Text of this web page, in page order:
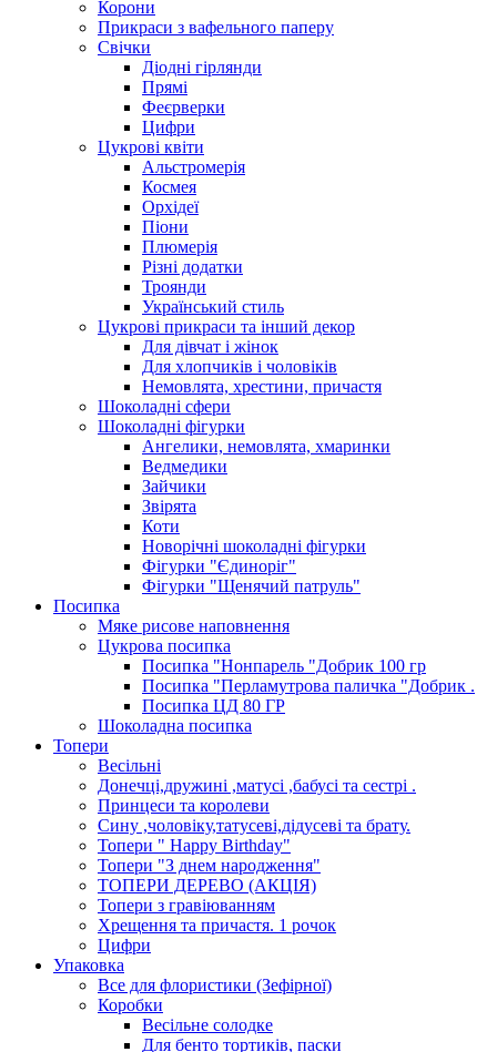
Корони
Прикраси з вафельного паперу
Свічки
Діодні гірлянди
Прямі
Феєрверки
Цифри
Цукрові квіти
Альстромерія
Космея
Орхідеї
Піони
Плюмерія
Різні додатки
Троянди
Український стиль
Цукрові прикраси та інший декор
Для дівчат і жінок
Для хлопчиків і чоловіків
Немовлята, хрестини, причастя
Шоколадні сфери
Шоколадні фігурки
Ангелики, немовлята, хмаринки
Ведмедики
Зайчики
Звірята
Коти
Новорічні шоколадні фігурки
Фігурки "Єдиноріг"
Фігурки "Щенячий патруль"
Посипка
Мяке рисове наповнення
Цукрова посипка
Посипка "Нонпарель "Добрик 100 гр
Посипка "Перламутрова паличка "Добрик .
Посипка ЦД 80 ГР
Шоколадна посипка
Топери
Весільні
Донечці,дружині ,матусі ,бабусі та сестрі .
Принцеси та королеви
Сину ,чоловіку,татусеві,дідусеві та брату.
Топери " Happy Birthday"
Топери "З днем народження"
ТОПЕРИ ДЕРЕВО (АКЦІЯ)
Топери з гравіюванням
Хрещення та причастя. 1 рочок
Цифри
Упаковка
Все для флористики (Зефірної)
Коробки
Весільне солодке
Для бенто тортиків, паски